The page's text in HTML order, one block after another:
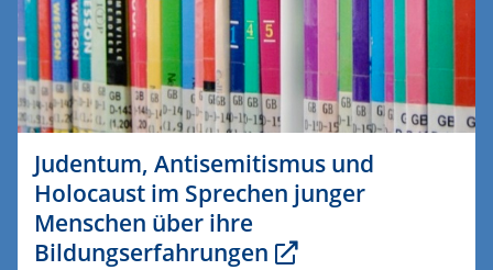
Judentum, Antisemitismus und
Holocaust im Sprechen junger
Menschen über ihre
Bildungserfahrungen